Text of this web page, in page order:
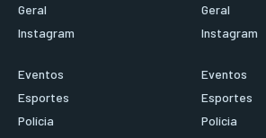
Geral
Instagram
Geral
Instagram
Eventos
Esportes
Polícia
Eventos
Esportes
Polícia